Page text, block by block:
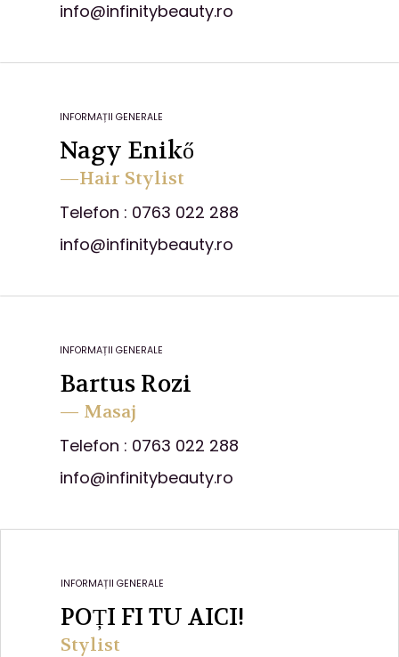
info@infinitybeauty.ro
INFORMAȚII GENERALE
Nagy Enikő
—Hair Stylist
Telefon : 0763 022 288
info@infinitybeauty.ro
INFORMAȚII GENERALE
Bartus Rozi
— Masaj
Telefon : 0763 022 288
info@infinitybeauty.ro
INFORMAȚII GENERALE
POȚI FI TU AICI!
Stylist